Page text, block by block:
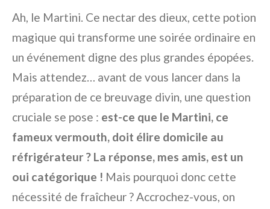
Ah, le Martini. Ce nectar des dieux, cette potion
magique qui transforme une soirée ordinaire en
un événement digne des plus grandes épopées.
Mais attendez… avant de vous lancer dans la
préparation de ce breuvage divin, une question
cruciale se pose : est-ce que le Martini, ce
fameux vermouth, doit élire domicile au
réfrigérateur ? La réponse, mes amis, est un
oui catégorique ! Mais pourquoi donc cette
nécessité de fraîcheur ? Accrochez-vous, on